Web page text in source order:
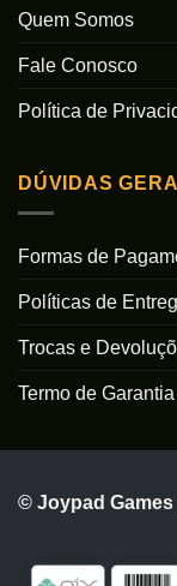
Quem Somos
Fale Conosco
Política de
DÚVIDAS
Formas de
Políticas de
Trocas e
Termo de Garantia
© Joypad Games